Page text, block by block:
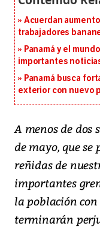
Acuerdan
trabajadores
Panamá y el
importantes
Panamá busca
exterior con nuevo
A menos de dos
de mayo, que
reñidas de
importantes
la población con
terminarán